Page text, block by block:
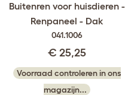
Buitenren voor huisdieren -
Renpaneel - Dak
041.1006
€ 25,25
Voorraad controleren in ons
magazijn...